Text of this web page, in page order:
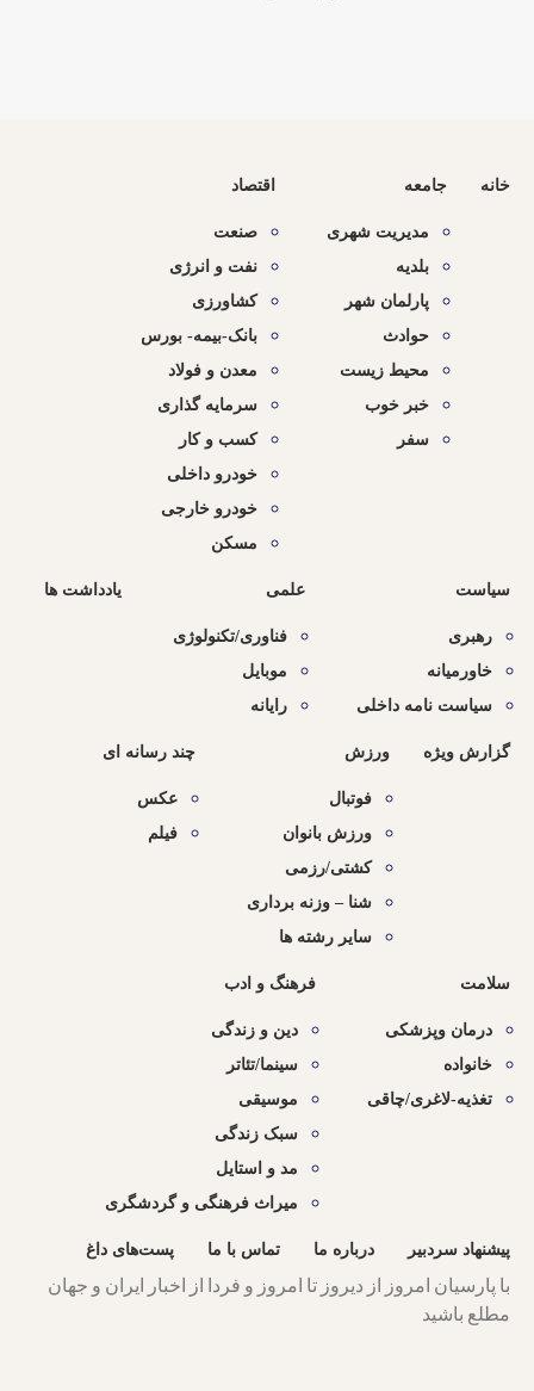
خانه جامعه
مدیریت شهری
بلدیه
پارلمان شهر
حوادث
محیط زیست
خبر خوب
سفر
اقتصاد
صنعت
نفت و انرژی
کشاورزی
بانک-بیمه- بورس
معدن و فولاد
سرمایه گذاری
کسب و کار
خودرو داخلی
خودرو خارجی
مسکن
سیاست
رهبری
خاورمیانه
سیاست نامه داخلی
علمی
فناوری/تکنولوژی
موبایل
رایانه
یادداشت ها
گزارش ویژه ورزش
فوتبال
ورزش بانوان
کشتی/رزمی
شنا – وزنه برداری
سایر رشته ها
چند رسانه ای
عکس
فیلم
سلامت
درمان وپزشکی
خانواده
تغذیه-لاغری/چاقی
فرهنگ و ادب
دین و زندگی
سینما/تئاتر
موسیقی
سبک زندگی
مد و استایل
میراث فرهنگی و گردشگری
پیشنهاد سردبیر درباره ما تماس با ما پست‌های داغ
با پارسیان امروز از دیروز تا امروز و فردا از اخبار ایران و جهان
مطلع باشید